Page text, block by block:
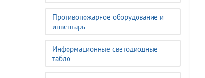
Противопожарное оборудование и
инвентарь
Информационные светодиодные
табло